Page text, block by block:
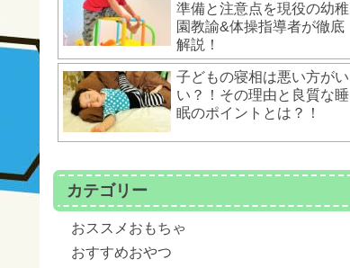
準備と注意点を現役の幼稚
園教諭&体操指導者が徹底
解説！
子どもの寝相は悪い方がい
い？！その理由と良質な睡
眠のポイントとは？！
カテゴリー
おススメおもちゃ
おすすめおやつ